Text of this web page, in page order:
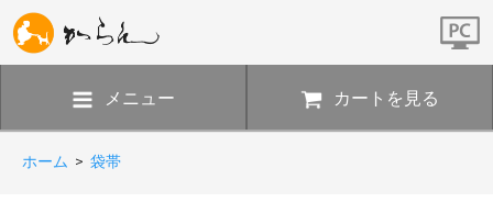
メニュー カートを見る
ホーム > 袋帯